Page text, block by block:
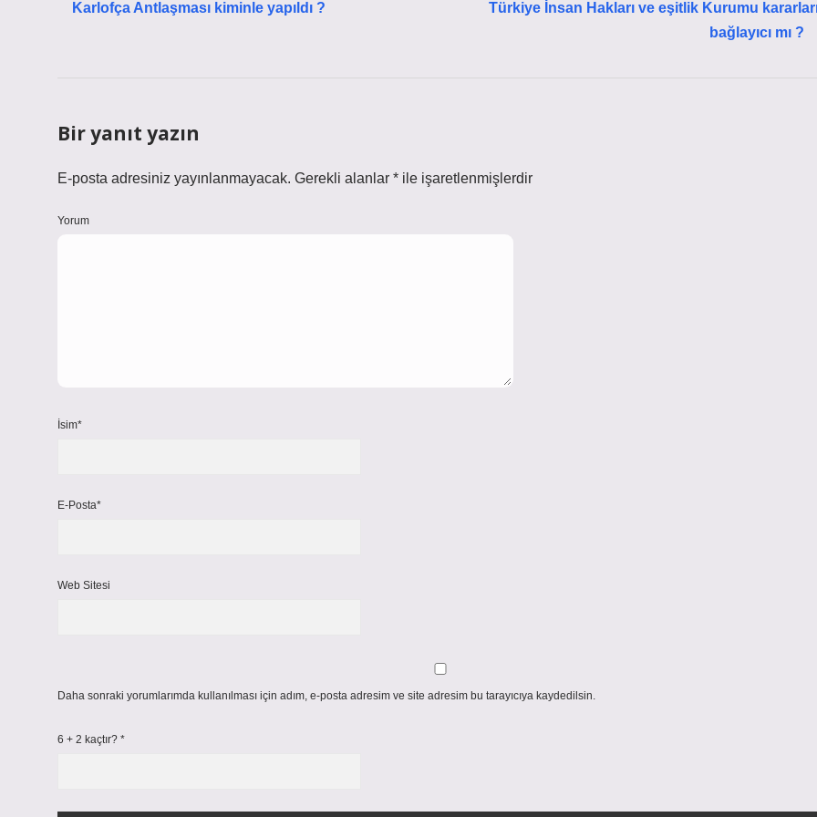
Karlofça Antlaşması kiminle yapıldı ?
Türkiye İnsan Hakları ve eşitlik Kurumu
bağlayıcı mı ?
Bir yanıt yazın
E-posta adresiniz yayınlanmayacak. Gerekli alanlar * ile işaretlenmişlerdir
Yorum
İsim*
E-Posta*
Web Sitesi
Daha sonraki yorumlarımda kullanılması için adım, e-posta adresim ve site adresim bu tarayıcıya kaydedilsin.
6 + 2 kaçtır? *